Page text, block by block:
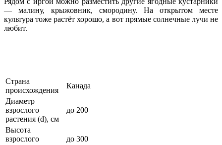
— малину, крыжовник, смородину. На открытом месте
культура тоже растёт хорошо, а вот прямые солнечные лучи не
любит.
Страна
происхождения
Канада
Диаметр
взрослого
растения (d), см
до 200
Высота
взрослого
до 300